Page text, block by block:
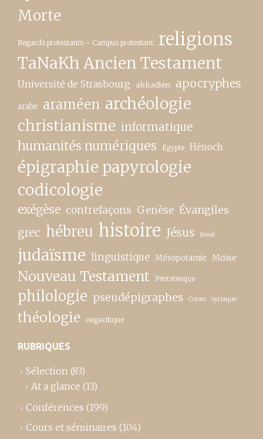
Morte
Regards protestants – Campus protestant religions
TaNaKh Ancien Testament
Université de Strasbourg akkadien apocryphes
arabe araméen archéologie
christianisme informatique
humanités numériques Égypte Hénoch
épigraphie papyrologie
codicologie
exégèse contrefaçons Genèse Évangiles
grec hébreu histoire Jésus Josué
judaïsme linguistique Mésopotamie Moïse
Nouveau Testament Pentateuque
philologie pseudépigraphes Coran syriaque
théologie ougaritique
RUBRIQUES
Sélection (83)
At a glance (13)
Conférences (199)
Cours et séminaires (104)